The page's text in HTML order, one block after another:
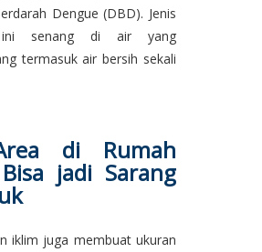
Dengue (DBD). Jenis
ini senang di air yang
termasuk air bersih sekali
di Rumah
jadi Sarang
iklim juga membuat ukuran